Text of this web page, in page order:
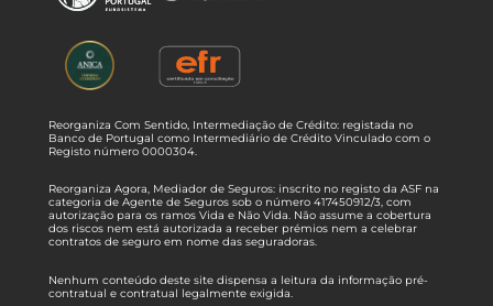
Reorganiza Com Sentido, Intermediação de Crédito: registada no
Banco de Portugal como Intermediário de Crédito Vinculado com o
Registo número 0000304.
Reorganiza Agora, Mediador de Seguros: inscrito no registo da ASF na
categoria de Agente de Seguros sob o número 417450912/3, com
autorização para os ramos Vida e Não Vida. Não assume a cobertura
dos riscos nem está autorizada a receber prémios nem a celebrar
contratos de seguro em nome das seguradoras.
Nenhum conteúdo deste site dispensa a leitura da informação pré-
contratual e contratual legalmente exigida.